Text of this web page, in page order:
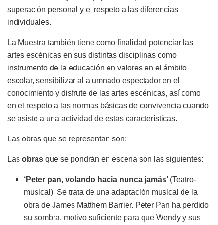
superación personal y el respeto a las diferencias
individuales.
La Muestra también tiene como finalidad potenciar las
artes escénicas en sus distintas disciplinas como
instrumento de la educación en valores en el ámbito
escolar, sensibilizar al alumnado espectador en el
conocimiento y disfrute de las artes escénicas, así como
en el respeto a las normas básicas de convivencia cuando
se asiste a una actividad de estas características.
Las obras que se representan son:
Las obras que se pondrán en escena son las siguientes:
‘Peter pan, volando hacia nunca jamás’ (Teatro-
musical). Se trata de una adaptación musical de la
obra de James Matthem Barrier. Peter Pan ha perdido
su sombra, motivo suficiente para que Wendy y sus